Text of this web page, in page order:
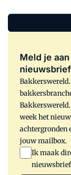
Meld je
week het
achtergronden
jouw mailbox.
Ik maak